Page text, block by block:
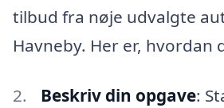
tilbud fra nøje udvalgte
Havneby. Her er, hvordan
Beskriv din opgave: